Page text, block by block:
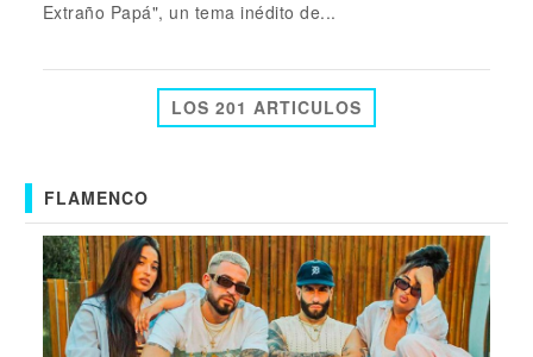
Extraño Papá", un tema inédito de...
LOS 201 ARTICULOS
FLAMENCO